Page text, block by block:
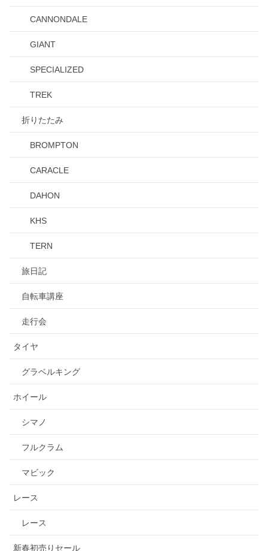
CANNONDALE
GIANT
SPECIALIZED
TREK
折りたたみ
BROMPTON
CARACLE
DAHON
KHS
TERN
旅日記
自転車講座
走行会
タイヤ
グラベルキング
ホイール
シマノ
フルクラム
マビック
レース
レース
新春初売りセール